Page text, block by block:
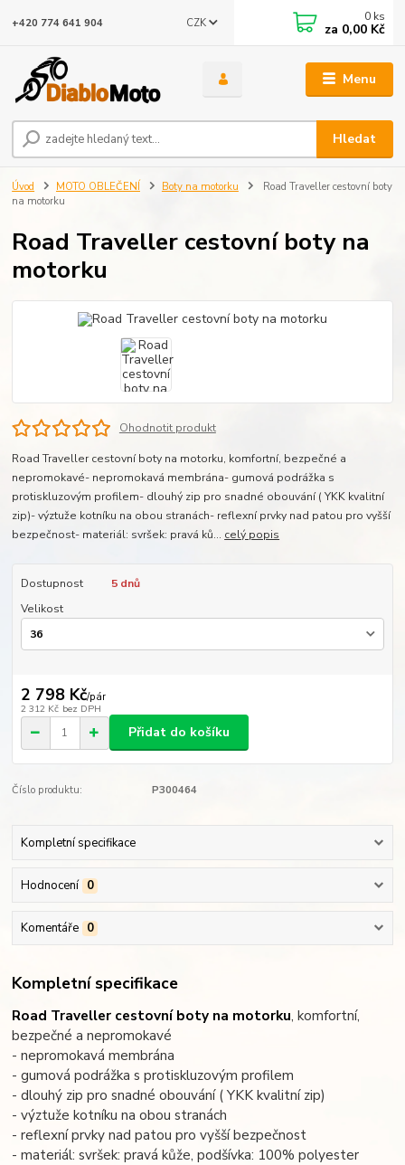
Menu
CZK
Hledat
+420 774 641 904 0 ks
za 0,00 Kč
Úvod MOTO OBLEČENÍ Boty na motorku
Road Traveller cestovní boty
na motorku
Road Traveller cestovní boty na
motorku
Ohodnotit produkt
Road Traveller cestovní boty na motorku, komfortní, bezpečné a
nepromokavé- nepromokavá membrána- gumová podrážka s
protiskluzovým profilem- dlouhý zip pro snadné obouvání ( YKK kvalitní
zip)- výztuže kotníku na obou stranách- reflexní prvky nad patou pro vyšší
bezpečnost- materiál: svršek: pravá ků... celý popis
Dostupnost
5 dnů
Velikost
2 798 Kč/pár
2 312 Kč bez DPH
Přidat do košíku
Číslo produktu: P300464
Kompletní specifikace
Hodnocení 0
Komentáře 0
Kompletní specifikace
Road Traveller cestovní boty na motorku, komfortní,
bezpečné a nepromokavé
- nepromokavá membrána
- gumová podrážka s protiskluzovým profilem
- dlouhý zip pro snadné obouvání ( YKK kvalitní zip)
- výztuže kotníku na obou stranách
- reflexní prvky nad patou pro vyšší bezpečnost
- materiál: svršek: pravá kůže, podšívka: 100% polyester